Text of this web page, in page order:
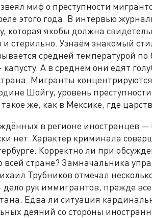
миф о преступности
этого года. В интервью
которая якобы должна
и стерильно. Узнаём знакомый
средней температурой
А в среднем они едят
Мигранты
Шойгу, уровень
же, как в Мексике, где
в регионе иностранцев —
нет. Характер криминала
Корректно ли при
стране? Замначальника
Трубников отмечал
рук иммигрантов, прежде
Едва ли ситуация
деяний со стороны